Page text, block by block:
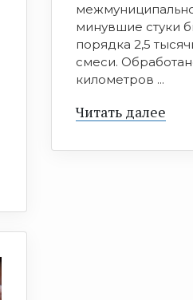
минувшие стуки
порядка 2,5
смеси.
километров ...
Читать далее